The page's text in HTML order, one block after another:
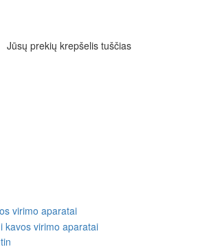
Jūsų prekių krepšelis tuščias
virimo aparatai